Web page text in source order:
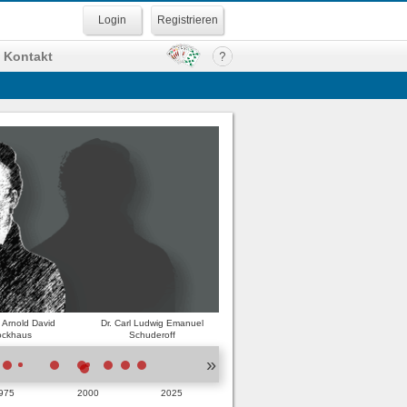
Registrieren
Kontakt
Arnold David
Dr. Carl Ludwig Emanuel
Schuderoff
»
2000 2025